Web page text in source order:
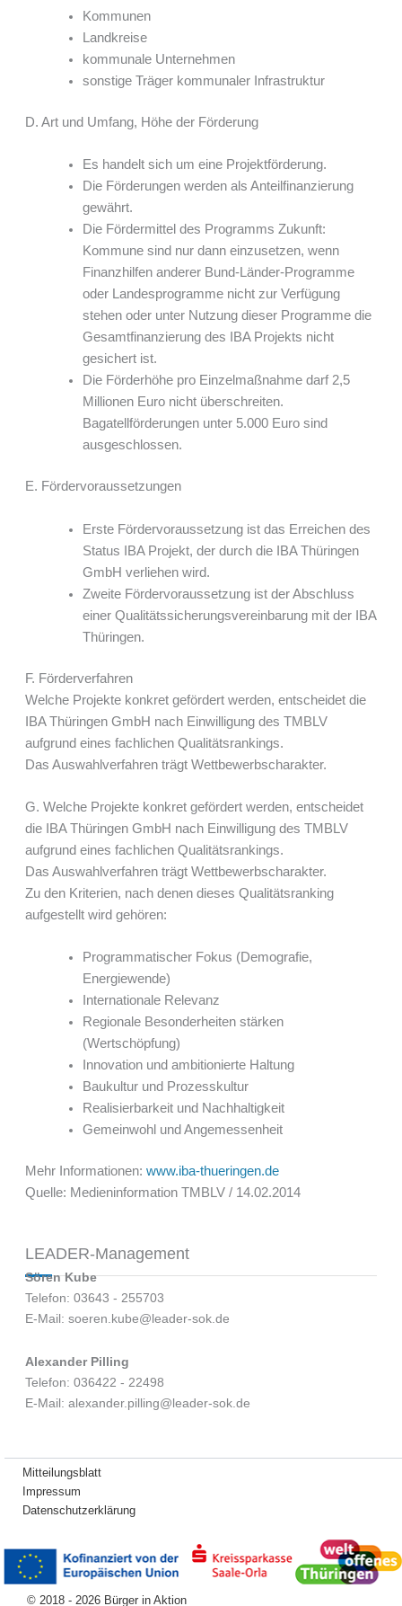
LEADER-Management
Sören Kube
Telefon: 03643 - 255703
E-Mail: soeren.kube@leader-sok.de
Alexander Pilling
Telefon: 036422 - 22498
E-Mail: alexander.pilling@leader-sok.de
Kommunen
Landkreise
kommunale Unternehmen
sonstige Träger kommunaler Infrastruktur
D. Art und Umfang, Höhe der Förderung
Es handelt sich um eine Projektförderung.
Die Förderungen werden als Anteilfinanzierung
gewährt.
Die Fördermittel des Programms Zukunft:
Kommune sind nur dann einzusetzen, wenn
Finanzhilfen anderer Bund-Länder-Programme
oder Landesprogramme nicht zur Verfügung
stehen oder unter Nutzung dieser Programme die
Gesamtfinanzierung des IBA Projekts nicht
gesichert ist.
Die Förderhöhe pro Einzelmaßnahme darf 2,5
Millionen Euro nicht überschreiten.
Bagatellförderungen unter 5.000 Euro sind
ausgeschlossen.
E. Fördervoraussetzungen
Erste Fördervoraussetzung ist das Erreichen des
Status IBA Projekt, der durch die IBA Thüringen
GmbH verliehen wird.
Zweite Fördervoraussetzung ist der Abschluss
einer Qualitätssicherungsvereinbarung mit der IBA
Thüringen.
F. Förderverfahren
Welche Projekte konkret gefördert werden, entscheidet die
IBA Thüringen GmbH nach Einwilligung des TMBLV
aufgrund eines fachlichen Qualitätsrankings.
Das Auswahlverfahren trägt Wettbewerbscharakter.
G. Welche Projekte konkret gefördert werden, entscheidet
die IBA Thüringen GmbH nach Einwilligung des TMBLV
aufgrund eines fachlichen Qualitätsrankings.
Das Auswahlverfahren trägt Wettbewerbscharakter.
Zu den Kriterien, nach denen dieses Qualitätsranking
aufgestellt wird gehören:
Programmatischer Fokus (Demografie,
Energiewende)
Internationale Relevanz
Regionale Besonderheiten stärken
(Wertschöpfung)
Innovation und ambitionierte Haltung
Baukultur und Prozesskultur
Realisierbarkeit und Nachhaltigkeit
Gemeinwohl und Angemessenheit
Mehr Informationen: www.iba-thueringen.de
Quelle: Medieninformation TMBLV / 14.02.2014
Mitteilungsblatt
Impressum
Datenschutzerklärung
© 2018 - 2026 Bürger in Aktion